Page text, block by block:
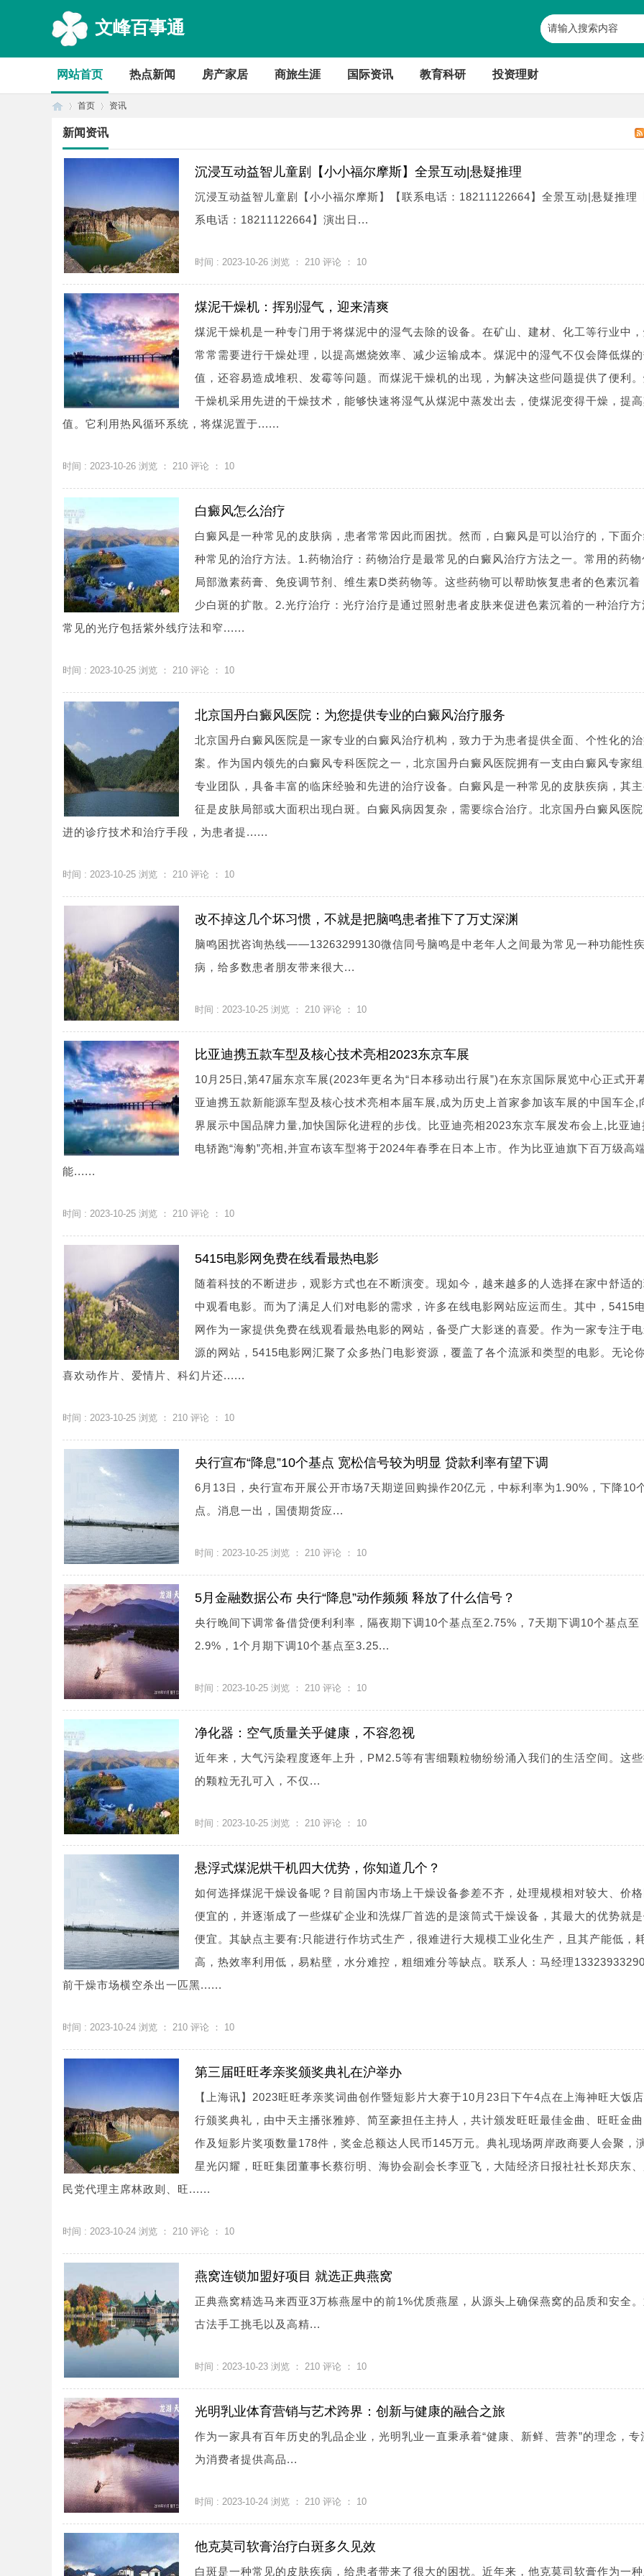
文峰百事通
网站首页 热点新闻 房产家居 商旅生涯 国际资讯 教育科研 投资理财
首页 资讯
新闻资讯
沉浸互动益智儿童剧【小小福尔摩斯】全景互动|悬疑推理
沉浸互动益智儿童剧【小小福尔摩斯】【联系电话：18211122664】全景互动|悬疑推理
系电话：18211122664】演出日...
时间 : 2023-10-26 浏览 ： 210 评论 ： 10
煤泥干燥机：挥别湿气，迎来清爽
煤泥干燥机是一种专门用于将煤泥中的湿气去除的设备。在矿山、建材、化工等行业中
常常需要进行干燥处理，以提高燃烧效率、减少运输成本。煤泥中的湿气不仅会降低煤
值，还容易造成堆积、发霉等问题。而煤泥干燥机的出现，为解决这些问题提供了便利
干燥机采用先进的干燥技术，能够快速将湿气从煤泥中蒸发出去，使煤泥变得干燥，提
值。它利用热风循环系统，将煤泥置于......
时间 : 2023-10-26 浏览 ： 210 评论 ： 10
白癜风怎么治疗
白癜风是一种常见的皮肤病，患者常常因此而困扰。然而，白癜风是可以治疗的，下面
种常见的治疗方法。1.药物治疗：药物治疗是最常见的白癜风治疗方法之一。常用的药物
局部激素药膏、免疫调节剂、维生素D类药物等。这些药物可以帮助恢复患者的色素沉着
少白斑的扩散。2.光疗治疗：光疗治疗是通过照射患者皮肤来促进色素沉着的一种治疗方
常见的光疗包括紫外线疗法和窄......
时间 : 2023-10-25 浏览 ： 210 评论 ： 10
北京国丹白癜风医院：为您提供专业的白癜风治疗服务
北京国丹白癜风医院是一家专业的白癜风治疗机构，致力于为患者提供全面、个性化的
案。作为国内领先的白癜风专科医院之一，北京国丹白癜风医院拥有一支由白癜风专家
专业团队，具备丰富的临床经验和先进的治疗设备。白癜风是一种常见的皮肤疾病，其
征是皮肤局部或大面积出现白斑。白癜风病因复杂，需要综合治疗。北京国丹白癜风医
进的诊疗技术和治疗手段，为患者提......
时间 : 2023-10-25 浏览 ： 210 评论 ： 10
改不掉这几个坏习惯，不就是把脑鸣患者推下了万丈深渊
脑鸣困扰咨询热线——13263299130微信同号脑鸣是中老年人之间最为常见一种功能性疾
病，给多数患者朋友带来很大...
时间 : 2023-10-25 浏览 ： 210 评论 ： 10
比亚迪携五款车型及核心技术亮相2023东京车展
10月25日,第47届东京车展(2023年更名为“日本移动出行展”)在东京国际展览中心正式开
亚迪携五款新能源车型及核心技术亮相本届车展,成为历史上首家参加该车展的中国车企,
界展示中国品牌力量,加快国际化进程的步伐。比亚迪亮相2023东京车展发布会上,比亚迪
电轿跑“海豹”亮相,并宣布该车型将于2024年春季在日本上市。作为比亚迪旗下百万级高
能......
时间 : 2023-10-25 浏览 ： 210 评论 ： 10
5415电影网免费在线看最热电影
随着科技的不断进步，观影方式也在不断演变。现如今，越来越多的人选择在家中舒适
中观看电影。而为了满足人们对电影的需求，许多在线电影网站应运而生。其中，5415
网作为一家提供免费在线观看最热电影的网站，备受广大影迷的喜爱。作为一家专注于
源的网站，5415电影网汇聚了众多热门电影资源，覆盖了各个流派和类型的电影。无论
喜欢动作片、爱情片、科幻片还......
时间 : 2023-10-25 浏览 ： 210 评论 ： 10
央行宣布“降息”10个基点 宽松信号较为明显 贷款利率有望下调
6月13日，央行宣布开展公开市场7天期逆回购操作20亿元，中标利率为1.90%，下降10
点。消息一出，国债期货应...
时间 : 2023-10-25 浏览 ： 210 评论 ： 10
5月金融数据公布 央行“降息”动作频频 释放了什么信号？
央行晚间下调常备借贷便利利率，隔夜期下调10个基点至2.75%，7天期下调10个基点至
2.9%，1个月期下调10个基点至3.25...
时间 : 2023-10-25 浏览 ： 210 评论 ： 10
净化器：空气质量关乎健康，不容忽视
近年来，大气污染程度逐年上升，PM2.5等有害细颗粒物纷纷涌入我们的生活空间。这
的颗粒无孔可入，不仅...
时间 : 2023-10-25 浏览 ： 210 评论 ： 10
悬浮式煤泥烘干机四大优势，你知道几个？
如何选择煤泥干燥设备呢？目前国内市场上干燥设备参差不齐，处理规模相对较大、价
便宜的，并逐渐成了一些煤矿企业和洗煤厂首选的是滚筒式干燥设备，其最大的优势就
便宜。其缺点主要有:只能进行作坊式生产，很难进行大规模工业化生产，且其产能低，
高，热效率利用低，易粘壁，水分难控，粗细难分等缺点。联系人：马经理
前干燥市场横空杀出一匹黑......
时间 : 2023-10-24 浏览 ： 210 评论 ： 10
第三届旺旺孝亲奖颁奖典礼在沪举办
【上海讯】2023旺旺孝亲奖词曲创作暨短影片大赛于10月23日下午4点在上海神旺大饭
行颁奖典礼，由中天主播张雅婷、简至豪担任主持人，共计颁发旺旺最佳金曲、旺旺金
作及短影片奖项数量178件，奖金总额达人民币145万元。典礼现场两岸政商要人会聚，
星光闪耀，旺旺集团董事长蔡衍明、海协会副会长李亚飞，大陆经济日报社社长郑庆东
民党代理主席林政则、旺......
时间 : 2023-10-24 浏览 ： 210 评论 ： 10
燕窝连锁加盟好项目 就选正典燕窝
正典燕窝精选马来西亚3万栋燕屋中的前1%优质燕屋，从源头上确保燕窝的品质和安全
古法手工挑毛以及高精...
时间 : 2023-10-23 浏览 ： 210 评论 ： 10
光明乳业体育营销与艺术跨界：创新与健康的融合之旅
作为一家具有百年历史的乳品企业，光明乳业一直秉承着“健康、新鲜、营养”的理念，专
为消费者提供高品...
时间 : 2023-10-24 浏览 ： 210 评论 ： 10
他克莫司软膏治疗白斑多久见效
白斑是一种常见的皮肤疾病，给患者带来了很大的困扰。近年来，他克莫司软膏作为一